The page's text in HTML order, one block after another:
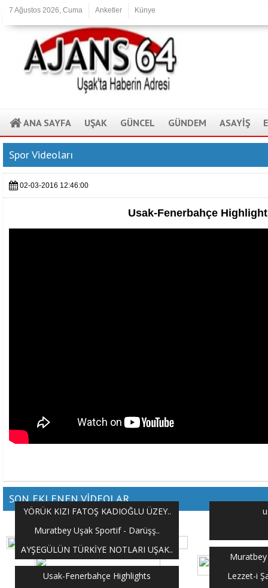
7 Ağustos 2026, Cuma Anketler Künye
ANA SAYFA UŞAK GÜNCEL GÜNDEM ASAYİŞ
Spor Videoları
02-03-2016 12:46:00
Usak-Fenerbahçe
SON EKLENEN VİDEOLAR
YÖRÜK KIZI FATOŞ KADIOĞLU ÜZEY..
Muratbey Uşak Sportif - Darüşş..
AYŞEGÜLÜN TÜRKİYE NOTLARI UŞAK..
Usak-Fenerbahçe Highlights
Lezzet-i